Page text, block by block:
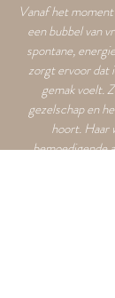
Vanaf het
een bubbel van
spontane,
zorgt ervoor dat
gemak voelt.
gezelschap en
hoort. Haar
bemoedigende